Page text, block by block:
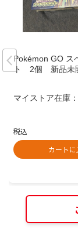
Pokémon GO ス
ト 2個 新品未
マイストア在庫：
税込
カートに